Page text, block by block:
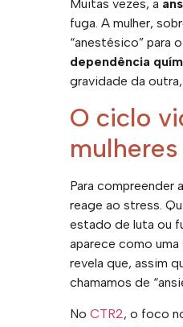
Muitas vezes, a
fuga. A mulher,
“anestésico” para
dependência
gravidade da
O ciclo
mulheres
Para compreender a
reage ao stress.
estado de luta ou
aparece como
revela que, assim
chamamos de
No CTR2, o foco